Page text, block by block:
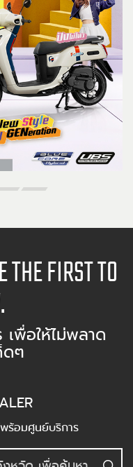
THE FIRST TO
พื่อให้ไม่พลาด
ดๆ
ร้อมศูนย์บริการ